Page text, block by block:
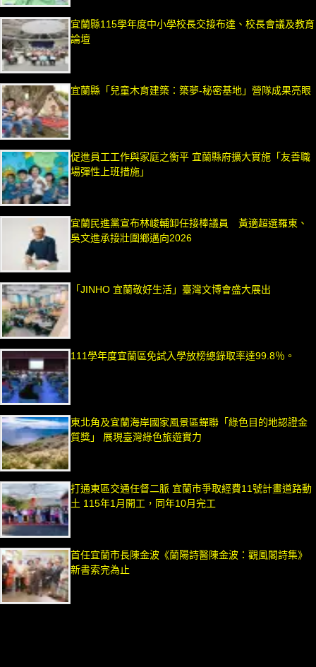
宜蘭縣115學年度中小學校長交接布達、校長會議及教育
論壇
宜蘭縣「兒童木育建築：築夢-秘密基地」營隊成果亮眼
促進員工工作與家庭之衡平 宜蘭縣府擴大實施「友善職
場彈性上班措施」
宜蘭民進黨宣布林峻輔卸任接棒議員 黃適超選羅東、
吳文進承接壯圍鄉邁向2026
「JINHO 宜蘭敬好生活」臺灣文博會盛大展出
111學年度宜蘭區免試入學放榜總錄取率達99.8％。
東北角及宜蘭海岸國家風景區蟬聯「綠色目的地認證金
質獎」 展現臺灣綠色旅遊實力
打通東區交通任督二脈 宜蘭市爭取經費11號計畫道路動
土 115年1月開工，同年10月完工
首任宜蘭市長陳金波《蘭陽詩醫陳金波：觀風閣詩集》
新書索完為止